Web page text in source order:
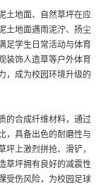
土地面、自然草坪在应
土地面遇雨泥泞、扬尘
足学生日常活动与体育
装饰人造草等户外体育
，成为校园环境升级的
的合成纤维材料，通过
，具备出色的耐磨性与
上激烈拼抢、滑铲，
草坪拥有良好的减震性
受伤风险，为校园足球